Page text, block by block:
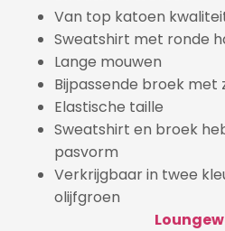
Van top katoen
Sweatshirt met ronde
Lange mouwen
Bijpassende broek met
Elastische taille
Sweatshirt en broek
pasvorm
Verkrijgbaar in twee
olijfgroen